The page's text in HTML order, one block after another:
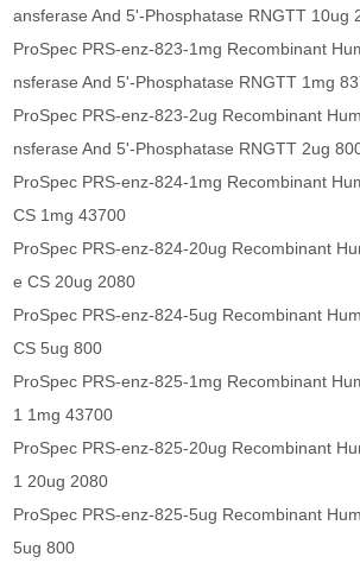
ansferase And 5'-Phosphatase RNGTT 10ug
ProSpec PRS-enz-823-1mg Recombinant
nsferase And 5'-Phosphatase RNGTT 1mg
ProSpec PRS-enz-823-2ug Recombinant
nsferase And 5'-Phosphatase RNGTT 2ug
ProSpec PRS-enz-824-1mg Recombinant
CS 1mg 43700
ProSpec PRS-enz-824-20ug Recombinant
e CS 20ug 2080
ProSpec PRS-enz-824-5ug Recombinant
CS 5ug 800
ProSpec PRS-enz-825-1mg Recombinant
1 1mg 43700
ProSpec PRS-enz-825-20ug Recombinant
1 20ug 2080
ProSpec PRS-enz-825-5ug Recombinant
5ug 800